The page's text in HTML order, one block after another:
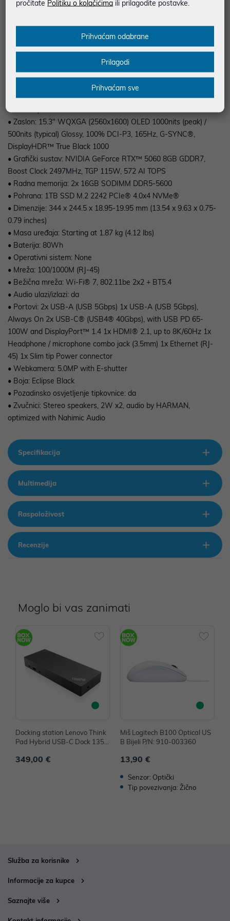
te pozadinsko osvjetljenje tipkovnice dodatno upotpunjuju
iskustvo korištenja ovog prijenosnika.
• Procesor: AMD Ryzen™ 7 250 (8C / 16T, 3.3 / 5.1GHz, 8MB L2 /
16MB L3)
• Zaslon: 15.3" WQXGA (2560x1600) OLED 1000nits (peak) /
500nits (typical) Glossy, 100% DCI-P3, 165Hz, G-SYNC®,
DisplayHDR™ True Black 1000
• Grafički sustav: NVIDIA GeForce RTX™ 5060 8GB GDDR7,
Boost Clock 2497MHz, TGP 115W, 572 AI TOPS
• Radna memorija: 2x 16GB SODIMM DDR5-5600
• Pohrana: 1TB SSD M.2 2242 PCIe® 4.0x4 NVMe®
• Dimenzije: 344 x 244.5 x 18.95-19.95 mm (13.54 x 9.63 x 0.75-
0.79 inches)
• Masa uređaja: Starting at 1.87 kg (4.12 lbs)
• Baterija: 80Wh
• Operativni sistem: None
• Mreža: 100/1000M (RJ-45)
• Bežična mreža: Wi-Fi® 7, 802.11be 2x2 + BT5.4
• Audio ulazi/izlazi: da
• Portovi: 2x USB-A (USB 5Gbps) 1x USB-A (USB 5Gbps),
Always On 2x USB-C® (USB4® 40Gbps), with USB PD 65-
100W and DisplayPort™ 1.4 1x HDMI® 2.1, up to 8K/60Hz 1x
Headphone / microphone combo jack (3.5mm) 1x Ethernet (RJ-
45) 1x Slim tip Power connector
• Webkamera: 5.0MP with E-shutter
• Boja: Eclipse Black
• Pozadinsko osvjetljenje tipkovnice: da
• Zvučnici: Stereo speakers, 2W x2, audio by HARMAN,
optimized with Nahimic Audio
Specifikacija
Multimedija
Raspoloživost
Recenzije
Moglo bi vas zanimati
Docking station Lenovo Think
Pad Hybrid USB-C Dock 135
349,00 €
Miš Logitech B100 Optical US
B Bijeli P/N: 910-003360
13,90 €
Senzor: Optički
Tip povezivanja: Žično
Služba za korisnike
Informacije za kupce
Saznajte više
pročitate Politiku o kolačićima ili prilagodite postavke.
Prihvaćam odabrane
Prilagodi
Prihvaćam sve